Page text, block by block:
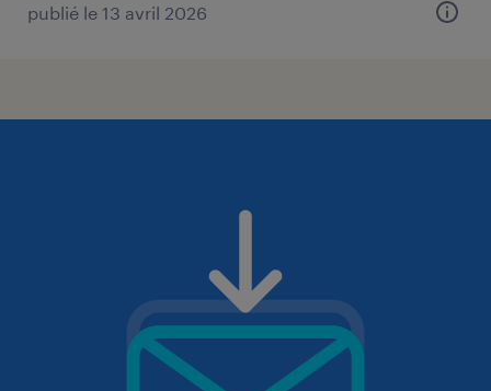
publié le 13 avril 2026